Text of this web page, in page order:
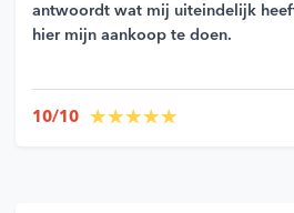
antwoordt wat mij uiteindelijk
hier mijn aankoop te doen.
10/10